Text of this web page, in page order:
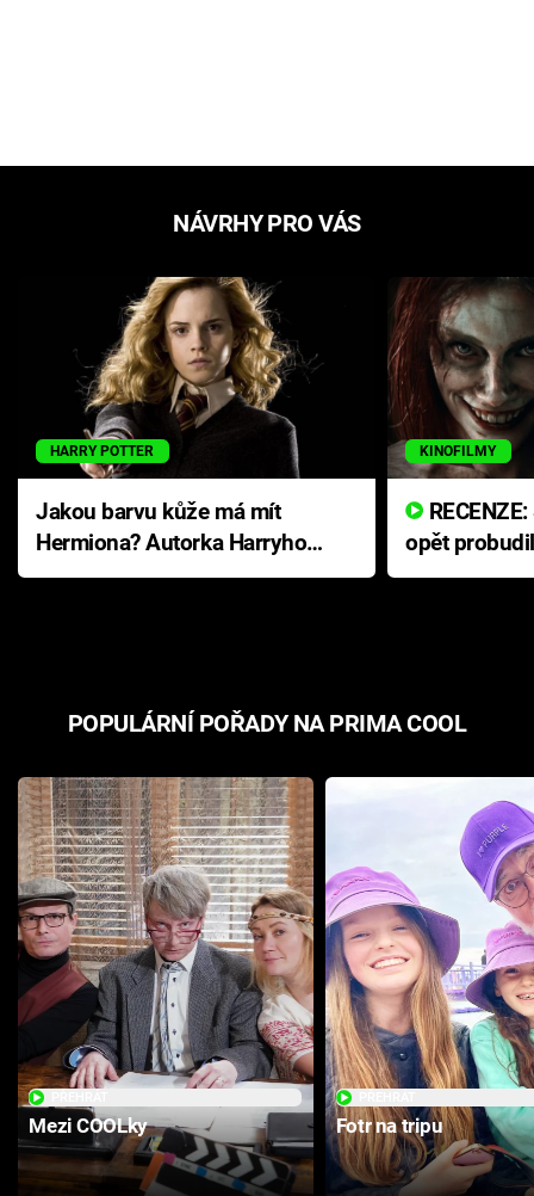
NÁVRHY PRO VÁS
HARRY POTTER
Jakou barvu kůže má mít
Hermiona? Autorka Harryho
Pottera přišla s ráznou
KINOFILMY
opět
přichází s
POPULÁRNÍ POŘADY NA PRIMA COOL
Mezi COOLky Fotr na tripu